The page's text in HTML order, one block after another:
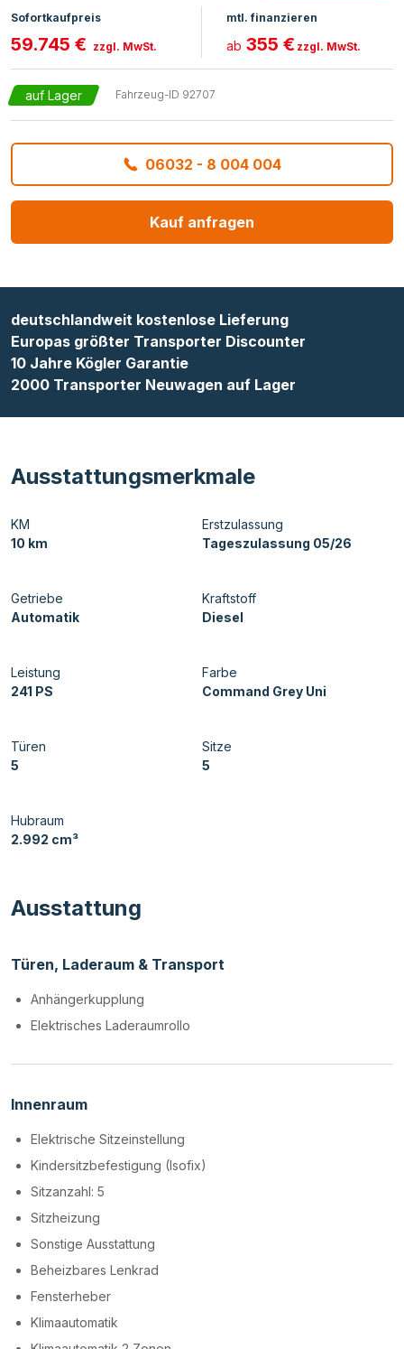
Sofortkaufpreis
59.745 € zzgl. MwSt.
mtl. finanzieren
ab 355 € zzgl. MwSt.
auf Lager Fahrzeug-ID 92707
06032 - 8 004 004
Kauf anfragen
deutschlandweit kostenlose Lieferung
Europas größter Transporter Discounter
10 Jahre Kögler Garantie
2000 Transporter Neuwagen auf Lager
Ausstattungsmerkmale
KM
10 km
Erstzulassung
Tageszulassung 05/26
Getriebe
Automatik
Kraftstoff
Diesel
Leistung
241 PS
Farbe
Command Grey Uni
Türen
5
Sitze
5
Hubraum
2.992 cm³
Ausstattung
Türen, Laderaum & Transport
Anhängerkupplung
Elektrisches Laderaumrollo
Innenraum
Elektrische Sitzeinstellung
Kindersitzbefestigung (Isofix)
Sitzanzahl: 5
Sitzheizung
Sonstige Ausstattung
Beheizbares Lenkrad
Fensterheber
Klimaautomatik